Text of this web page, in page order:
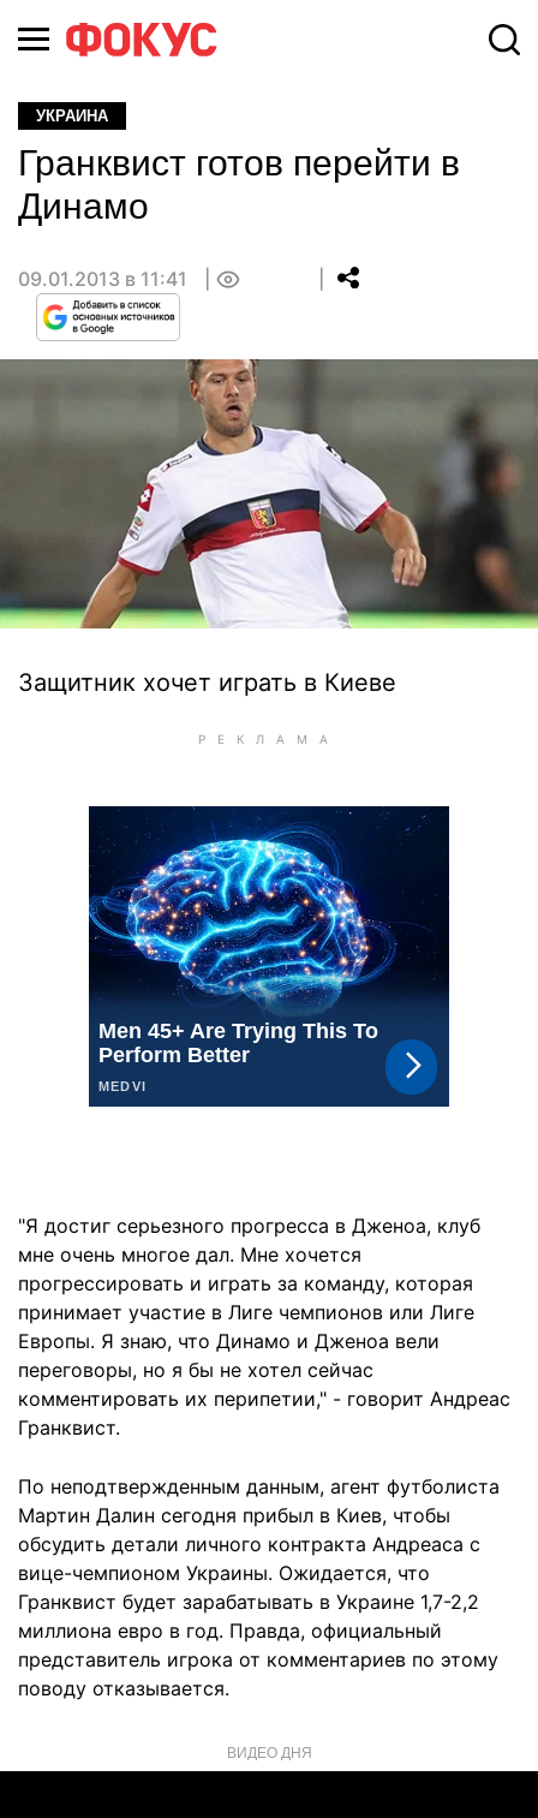
УКРАИНА
Гранквист готов перейти в
Динамо
09.01.2013 в 11:41
Защитник хочет играть в Киеве
"Я достиг серьезного прогресса в Дженоа, клуб
мне очень многое дал. Мне хочется
прогрессировать и играть за команду, которая
принимает участие в Лиге чемпионов или Лиге
Европы. Я знаю, что Динамо и Дженоа вели
переговоры, но я бы не хотел сейчас
комментировать их перипетии," - говорит Андреас
Гранквист.
По неподтвержденным данным, агент футболиста
Мартин Далин сегодня прибыл в Киев, чтобы
обсудить детали личного контракта Андреаса с
вице-чемпионом Украины. Ожидается, что
Гранквист будет зарабатывать в Украине 1,7-2,2
миллиона евро в год. Правда, официальный
представитель игрока от комментариев по этому
поводу отказывается.
ВИДЕО ДНЯ